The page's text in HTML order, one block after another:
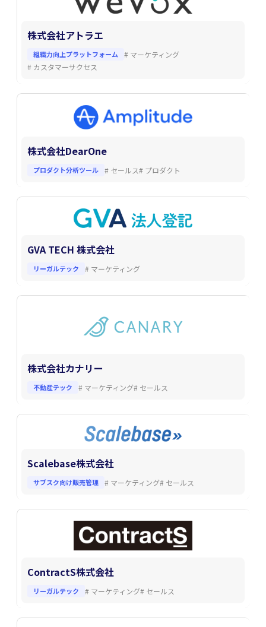
株式会社アトラエ
組織力向上プラットフォーム # マーケティング
# カスタマーサクセス
株式会社DearOne
プロダクト分析ツール # セールス# プロダクト
GVA TECH 株式会社
リーガルテック # マーケティング
株式会社カナリー
不動産テック # マーケティング# セールス
Scalebase株式会社
サブスク向け販売管理 # マーケティング# セールス
ContractS株式会社
リーガルテック # マーケティング# セールス